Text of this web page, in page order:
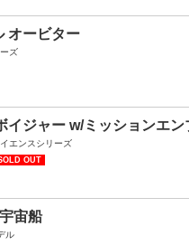
オービター
ズ
イジャー w/ミッションエ
エンスシリーズ
OUT
宙船
ル